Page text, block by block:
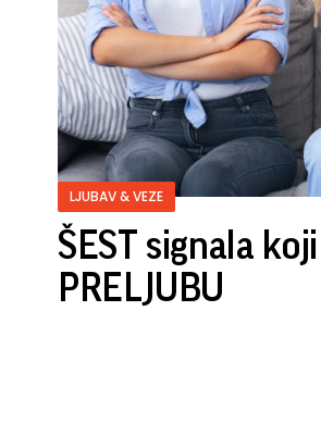
LJUBAV & VEZE
ŠEST signala
PRELJUBU